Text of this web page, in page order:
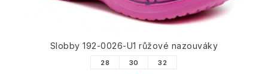
Slobby 192-0026-U1 růžové nazouváky
28 30 32